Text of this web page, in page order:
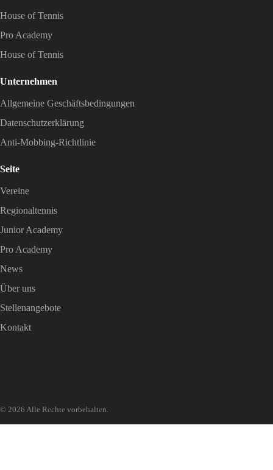
House of Tennis
Pro Academy
House of Tennis
Unternehmen
Allgemeine Geschäftsbedingungen
Datenschutzerklärung
Anti-Mobbing-Richtlinie
Seite
Vereine
Regionaltennis
Junior Academy
Pro Academy
News
Über uns
Stellenangebote
Kontakt
© 2026 Alle Rechte vorbehalten.